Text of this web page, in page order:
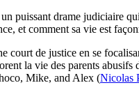
puissant drame judiciaire
et comment sa vie est
court de justice en se
la vie des parents abusifs
Mike, and Alex (Nicolas